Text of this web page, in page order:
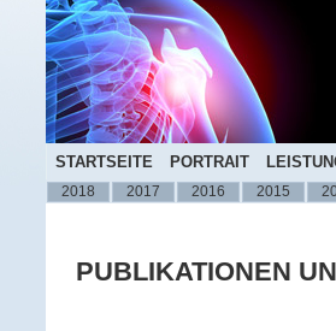
STARTSEITE PORTRAIT
2018 2017 2016 2015
PUBLIKATIONEN